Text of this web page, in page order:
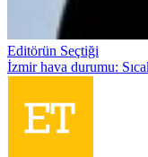
Editörün Seçtiği
İzmir hava durumu: